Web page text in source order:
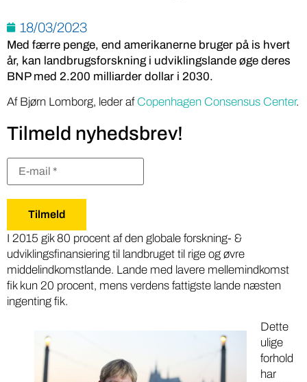
18/03/2023
Med færre penge, end amerikanerne bruger på is hvert
år, kan landbrugsforskning i udviklingslande øge deres
BNP med 2.200 milliarder dollar i 2030.
Af Bjørn Lomborg, leder af Copenhagen Consensus Center.
Tilmeld nyhedsbrev!
I 2015 gik 80 procent af den globale forskning- &
udviklingsfinansiering til landbruget til rige og øvre
middelindkomstlande. Lande med lavere mellemindkomst
fik kun 20 procent, mens verdens fattigste lande næsten
ingenting fik.
Dette
ulige
forhold
har